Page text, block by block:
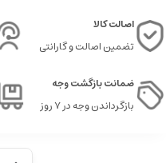
اصالت کالا
تضمین اصالت و گارانتی
ضمانت بازگشت وجه
بازگرداندن وجه در ۷ روز